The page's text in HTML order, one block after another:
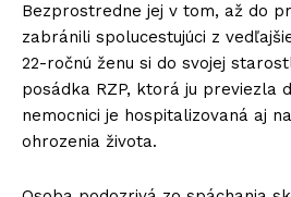
Bezprostredne jej v tom, až do
zabránili spolucestujúci z
22-ročnú ženu si do svojej
posádka RZP, ktorá ju previezla
nemocnici je hospitalizovaná aj
ohrozenia života.